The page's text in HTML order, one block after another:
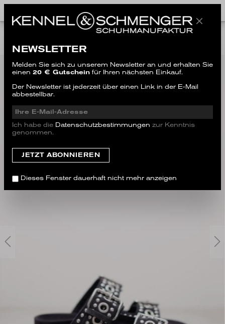
NEWSLETTER
Melden Sie sich zu unserem Newsletter an und erhalten Sie
einen 20 € Gutschein für Ihren nächsten Einkauf.
Der Newsletter ist jederzeit über einen Link in der E-Mail
abbestellbar.
Ich habe die Datenschutzbestimmungen zur Kenntnis
genommen.
Dieses Fenster dauerhaft nicht mehr anzeigen